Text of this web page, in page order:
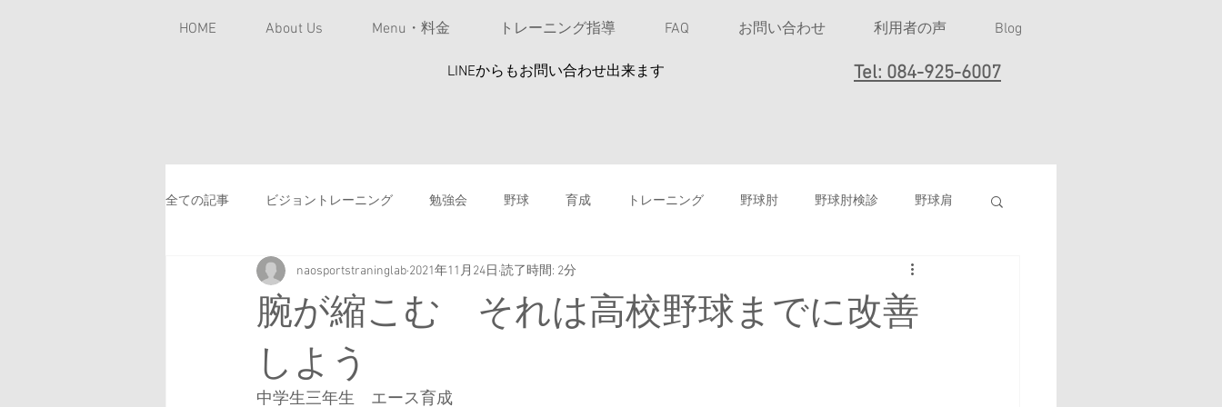
HOME About Us Menu・料金 トレーニング指導 FAQ お問い合わせ 利用者の声 Blog
Tel: 084-925-6007
​LINEからもお問い合わせ出来ます
全ての記事 ビジョントレーニング 勉強会 野球 育成 トレーニング 野球肘 野球肘検診 野球肩
チームトレーナー 学童野球 投球指導 高校野球 女子ソフトボール
スポーツ貧血 バテやすい
腕が縮こむ それは高校野球までに改善
しよう
naosportstraninglab 2021年11月24日 読了時間: 2分
中学生三年生　エース育成